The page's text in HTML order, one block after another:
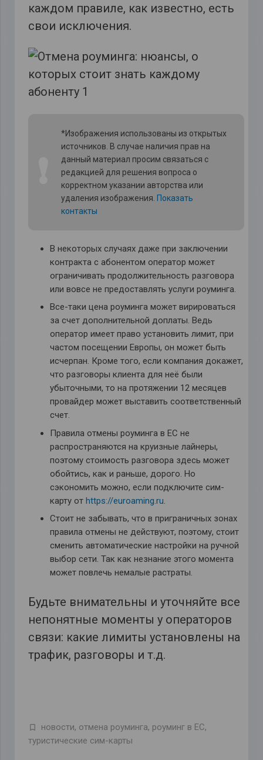
каждом правиле, как известно, есть
свои исключения.
*Изображения использованы из открытых
источников. В случае наличия прав на
данный материал просим связаться с
редакцией для решения вопроса о
корректном указании авторства или
удаления изображения. Показать
контакты
В некоторых случаях даже при заключении
контракта с абонентом оператор может
ограничивать продолжительность разговора
или вовсе не предоставлять услуги роуминга.
Все-таки цена роуминга может вирироваться
за счет дополнительной доплаты. Ведь
оператор имеет право установить лимит, при
частом посещении Европы, он может быть
исчерпан. Кроме того, если компания докажет,
что разговоры клиента для неё были
убыточными, то на протяжении 12 месяцев
провайдер может выставить соответственный
счет.
Правила отмены роуминга в ЕС не
распространяются на круизные лайнеры,
поэтому стоимость разговора здесь может
обойтись, как и раньше, дорого. Но
сэкономить можно, если подключите сим-
карту от https://euroaming.ru.
Стоит не забывать, что в приграничных зонах
правила отмены не действуют, поэтому, стоит
сменить автоматические настройки на ручной
выбор сети. Так как незнание этого момента
может повлечь немалые растраты.
Будьте внимательны и уточняйте все
непонятные моменты у операторов
связи: какие лимиты установлены на
трафик, разговоры и т.д.
новости, отмена роуминга, роуминг в ЕС,
туристические сим-карты